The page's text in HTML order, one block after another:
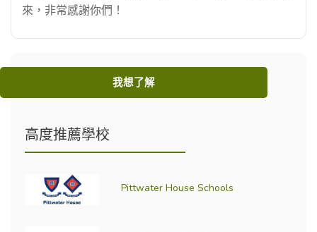
來，非常感謝你們！
我想了解
高度推薦學校
Pittwater House Schools